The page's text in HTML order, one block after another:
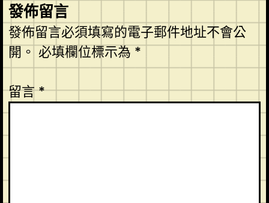
發佈留言
發佈留言必須填寫的電子郵件地址不會公
開。必填欄位標示為*
留言*